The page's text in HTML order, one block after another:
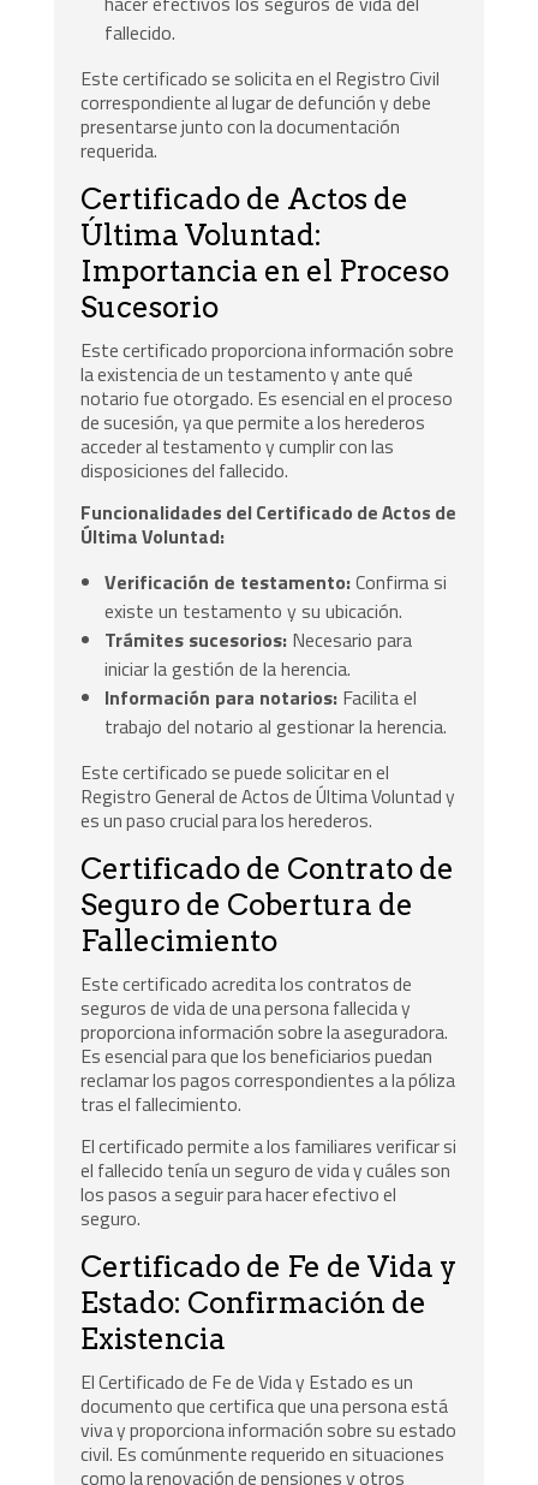
fallecido.
Este certificado se solicita en el Registro Civil
correspondiente al lugar de defunción y debe
presentarse junto con la documentación
requerida.
Certificado de Actos de
Última Voluntad:
Importancia en el Proceso
Sucesorio
Este certificado proporciona información sobre
la existencia de un testamento y ante qué
notario fue otorgado. Es esencial en el proceso
de sucesión, ya que permite a los herederos
acceder al testamento y cumplir con las
disposiciones del fallecido.
Funcionalidades del Certificado de Actos de
Última Voluntad:
Verificación de testamento:Confirma si
existe un testamento y su ubicación.
Trámites sucesorios: Necesario para
iniciar la gestión de la herencia.
Información para notarios: Facilita el
trabajo del notario al gestionar la herencia.
Este certificado se puede solicitar en el
Registro General de Actos de Última Voluntad y
es un paso crucial para los herederos.
Certificado de Contrato de
Seguro de Cobertura de
Fallecimiento
Este certificado acredita los contratos de
seguros de vida de una persona fallecida y
proporciona información sobre la aseguradora.
Es esencial para que los beneficiarios puedan
reclamar los pagos correspondientes a la póliza
tras el fallecimiento.
El certificado permite a los familiares verificar si
el fallecido tenía un seguro de vida y cuáles son
los pasos a seguir para hacer efectivo el
seguro.
Certificado de Fe de Vida y
Estado: Confirmación de
Existencia
El Certificado de Fe de Vida y Estado es un
documento que certifica que una persona está
viva y proporciona información sobre su estado
civil. Es comúnmente requerido en situaciones
como la renovación de pensiones y otros